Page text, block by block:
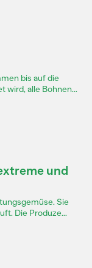
bis auf die
wird, alle Bohnen...
und
Sie
Die Produze...